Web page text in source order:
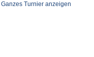
Ganzes Turnier anzeigen